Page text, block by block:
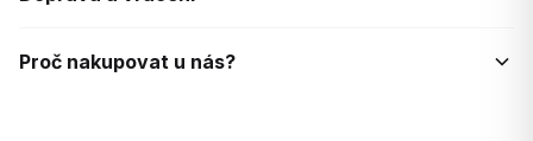
Proč nakupovat u nás?